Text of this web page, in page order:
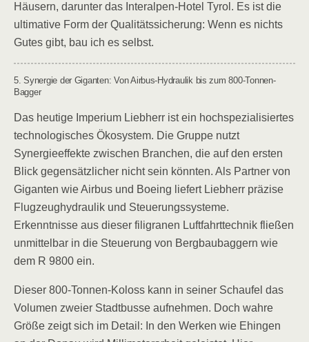
Häusern, darunter das Interalpen-Hotel Tyrol. Es ist die
ultimative Form der Qualitätssicherung: Wenn es nichts
Gutes gibt, bau ich es selbst.
5. Synergie der Giganten: Von Airbus-Hydraulik bis zum 800-Tonnen-
Bagger
Das heutige Imperium Liebherr ist ein hochspezialisiertes
technologisches Ökosystem. Die Gruppe nutzt
Synergieeffekte zwischen Branchen, die auf den ersten
Blick gegensätzlicher nicht sein könnten. Als Partner von
Giganten wie Airbus und Boeing liefert Liebherr präzise
Flugzeughydraulik und Steuerungssysteme.
Erkenntnisse aus dieser filigranen Luftfahrttechnik fließen
unmittelbar in die Steuerung von Bergbaubaggern wie
dem R 9800 ein.
Dieser 800-Tonnen-Koloss kann in seiner Schaufel das
Volumen zweier Stadtbusse aufnehmen. Doch wahre
Größe zeigt sich im Detail: In den Werken wie Ehingen